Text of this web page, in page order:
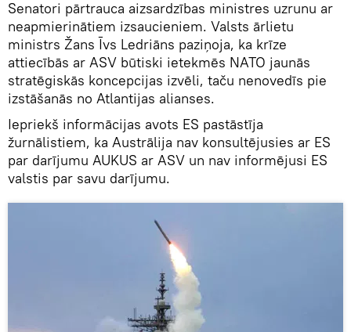
Senatori pārtrauca aizsardzības ministres uzrunu ar
neapmierinātiem izsaucieniem. Valsts ārlietu
ministrs Žans Īvs Ledriāns paziņoja, ka krīze
attiecībās ar ASV būtiski ietekmēs NATO jaunās
stratēgiskās koncepcijas izvēli, taču nenovedīs pie
izstāšanās no Atlantijas alianses.
Iepriekš informācijas avots ES pastāstīja
žurnālistiem, ka Austrālija nav konsultējusies ar ES
par darījumu AUKUS ar ASV un nav informējusi ES
valstis par savu darījumu.